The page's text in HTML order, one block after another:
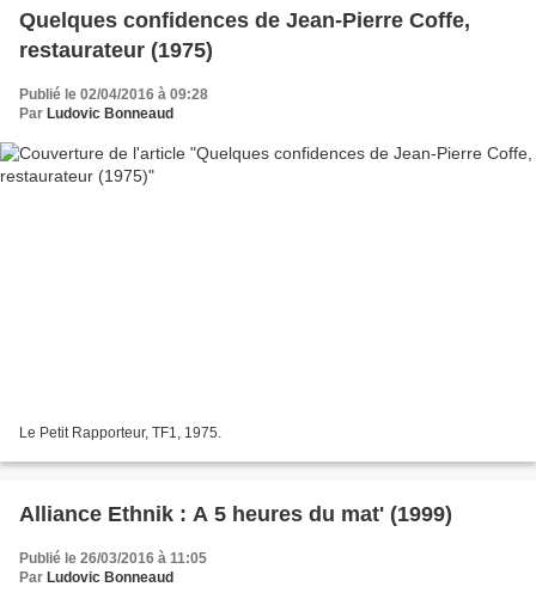
Quelques confidences de Jean-Pierre Coffe,
restaurateur (1975)
Publié le 02/04/2016 à 09:28
Par Ludovic Bonneaud
Le Petit Rapporteur, TF1, 1975.
Alliance Ethnik : A 5 heures du mat' (1999)
Publié le 26/03/2016 à 11:05
Par Ludovic Bonneaud